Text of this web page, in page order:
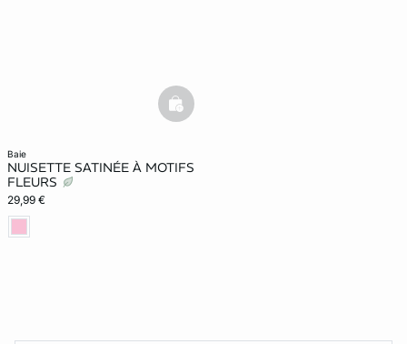
baie
NUISETTE SATINÉE À MOTIFS
FLEURS
29,99 €
basketfull